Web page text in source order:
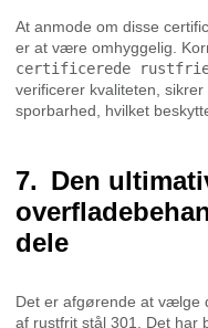
At anmode om disse
er at være omhyggelig.
certificerede
verificerer kvaliteten,
sporbarhed, hvilket
Den
dele
Det er afgørende at vælge
af rustfrit stål 301. Det har